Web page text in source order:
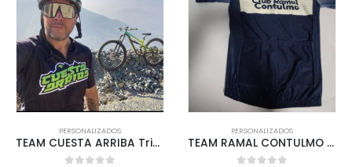
PERSONALIZADOS
TEAM CUESTA ARRIBA Tricota Personalizada MTB
PERSONALIZADOS
TEAM RAMAL CONTULMO Tricota Personalizada MTB